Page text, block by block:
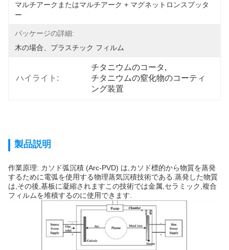
マルチアークまたはマルチアーク + マグネットロンスプッタ
ー
パッケージの詳細:
木の場合、プラスチック フィルム
ハイライト:
チタニウムのコータ,
チタニウムの窒化物のコーティ
ング装置
製品説明
作業原理: カソド弧沉積 (Arc-PVD) は,カソド標的から物質を蒸発
するために電弧を使用する物理蒸気沉積技術である.蒸発した物質
は,その後,基板に凝縮されますこの技術では金属,セラミック,複合
フィルムを堆積するのに使用できます.